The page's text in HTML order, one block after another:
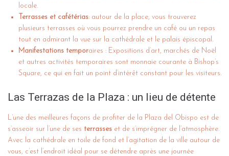
locale.
Terrasses et cafétérias: autour de la place, vous trouverez
plusieurs terrasses où vous pourrez prendre un café ou un repas
tout en admirant la vue sur la cathédrale et le palais épiscopal.
Manifestations temporaires : Expositions d’art, marchés de Noël
et autres activités temporaires sont monnaie courante à Bishop’s
Square, ce qui en fait un point d’intérêt constant pour les visiteurs.
Las Terrazas de la Plaza : un lieu de détente
L’une des meilleures façons de profiter de la Plaza del Obispo est de
s’asseoir sur l’une de ses terrasses et de s’imprégner de l’atmosphère.
Avec la cathédrale en toile de fond et l’agitation de la ville autour de
vous, c’est l’endroit idéal pour se détendre après une journée